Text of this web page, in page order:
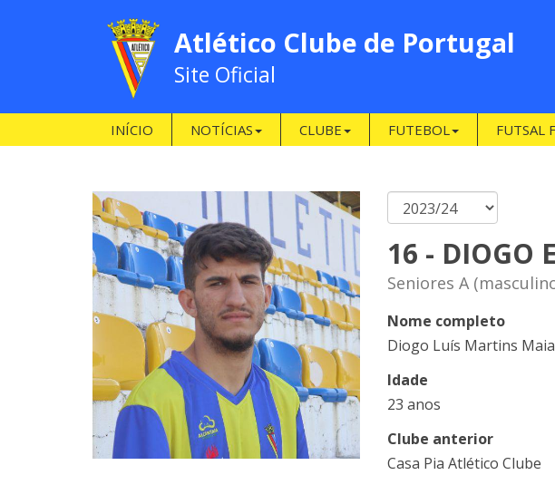
Atlético Clube de Portugal
Site Oficial
INÍCIO NOTÍCIAS CLUBE FUTEBOL FUTSAL
16 - DIOGO
Seniores A
Nome completo
Diogo Luís Martins
Idade
23 anos
Clube anterior
Casa Pia Atlético Clube